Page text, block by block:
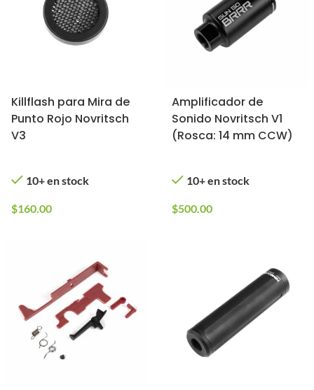
Killflash para Mira de
Punto Rojo Novritsch
V3
10+ en stock
$160.00
Amplificador de
Sonido Novritsch V1
(Rosca: 14 mm CCW)
10+ en stock
$500.00